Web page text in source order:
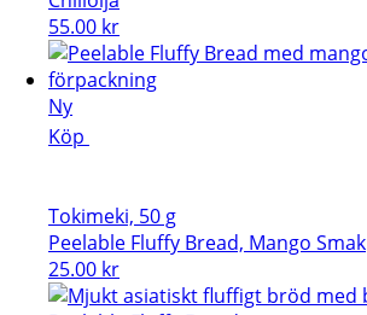
55.00 kr
Ny
Köp
Tokimeki, 50 g
Peelable Fluffy Bread, Mango Smak
25.00 kr